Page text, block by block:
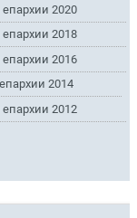
2020
2018
2016
2014
2012